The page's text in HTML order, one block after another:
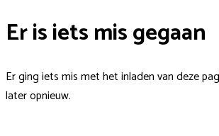
Er is iets mis gegaan
Er ging iets mis met het inladen van deze
later opnieuw.